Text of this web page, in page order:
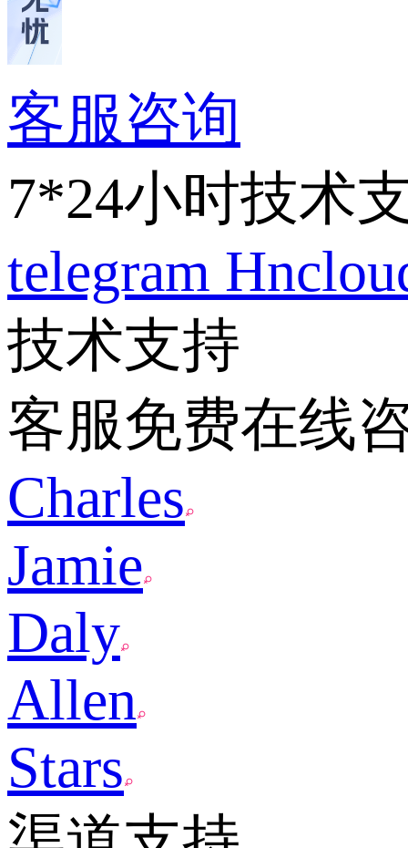
客服咨询
7*24小时技术
telegram
技术支持
客服免费在线
Charles
Jamie
Daly
Allen
Stars